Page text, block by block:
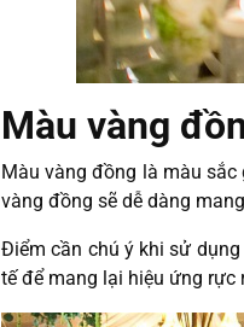
Màu vàng
Màu vàng đồng là màu sắc
vàng đồng sẽ dễ dàng
Điểm cần chú ý khi sử
tế để mang lại hiệu ứng rực